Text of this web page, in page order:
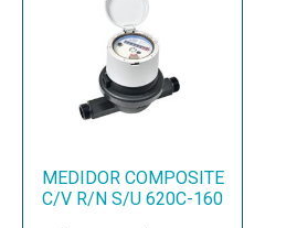
MEDIDOR COMPOSITE
C/V R/N S/U 620C-160